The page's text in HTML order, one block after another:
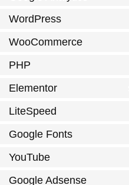
WordPress
WooCommerce
PHP
Elementor
LiteSpeed
Google Fonts
YouTube
Google Adsense